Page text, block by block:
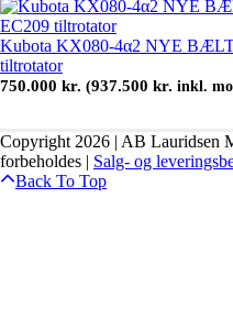
Kubota KX080-4α2 NYE
tiltrotator
750.000 kr. (937.500 kr. inkl.
Copyright 2026 | AB Lauridsen
forbeholdes | Salg- og
Back To Top